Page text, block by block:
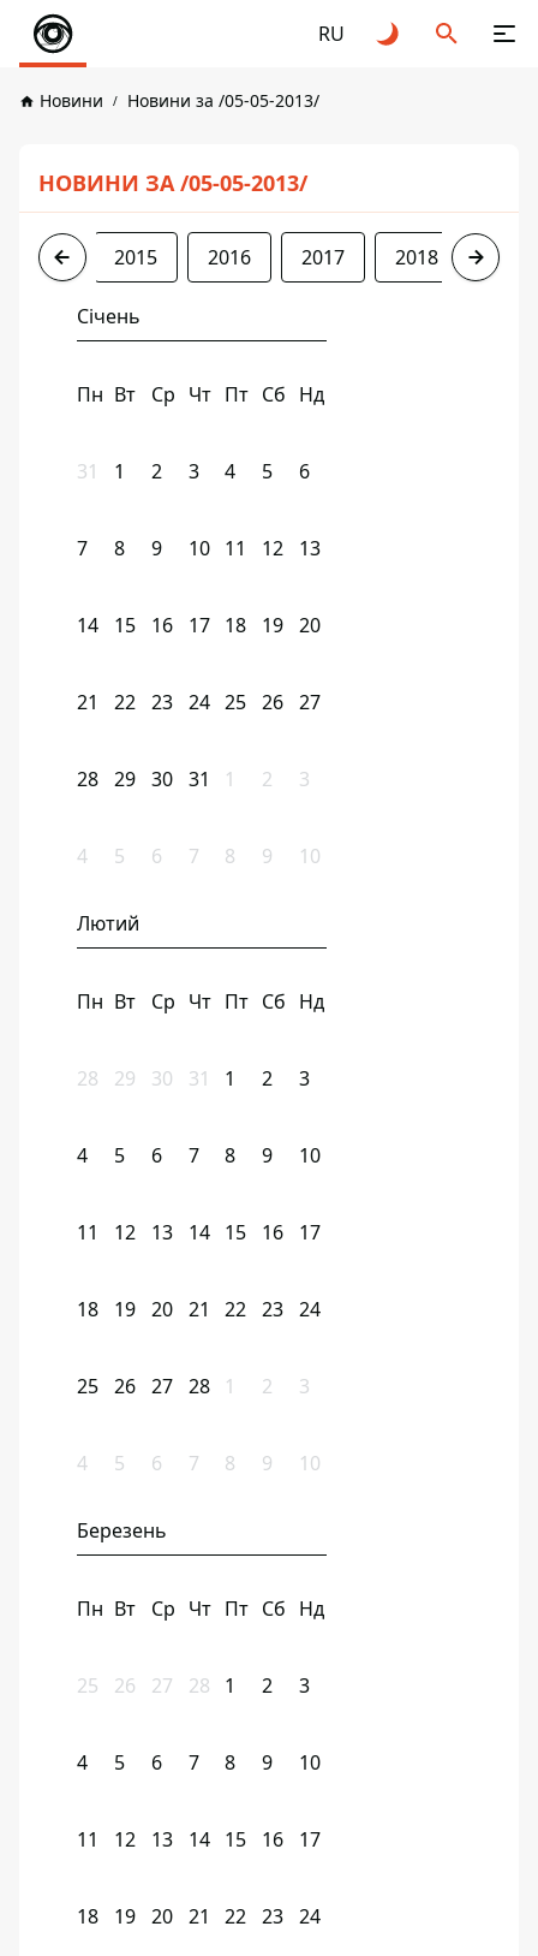
RU
Новини Новини за /05-05-2013/
НОВИНИ ЗА /05-05-2013/
2013 2015 2016 2017 2018 2019
Січень
Пн Вт Ср Чт Пт Сб Нд
31 1 2 3 4 5 6
7 8 9 10 11 12 13
14 15 16 17 18 19 20
21 22 23 24 25 26 27
28 29 30 31 1 2 3
4 5 6 7 8 9 10
Лютий
Пн Вт Ср Чт Пт Сб Нд
28 29 30 31 1 2 3
4 5 6 7 8 9 10
11 12 13 14 15 16 17
18 19 20 21 22 23 24
25 26 27 28 1 2 3
4 5 6 7 8 9 10
Березень
Пн Вт Ср Чт Пт Сб Нд
25 26 27 28 1 2 3
4 5 6 7 8 9 10
11 12 13 14 15 16 17
18 19 20 21 22 23 24